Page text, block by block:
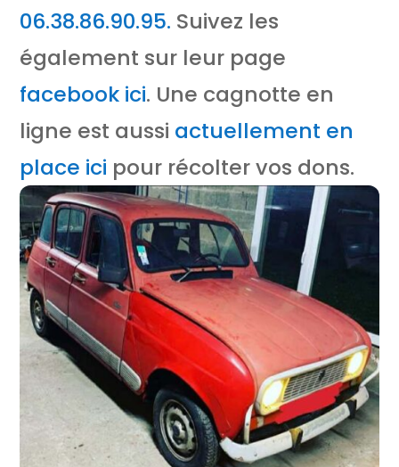
06.38.86.90.95. Suivez les
également sur leur page
facebook ici. Une cagnotte en
ligne est aussi actuellement en
place ici pour récolter vos dons.